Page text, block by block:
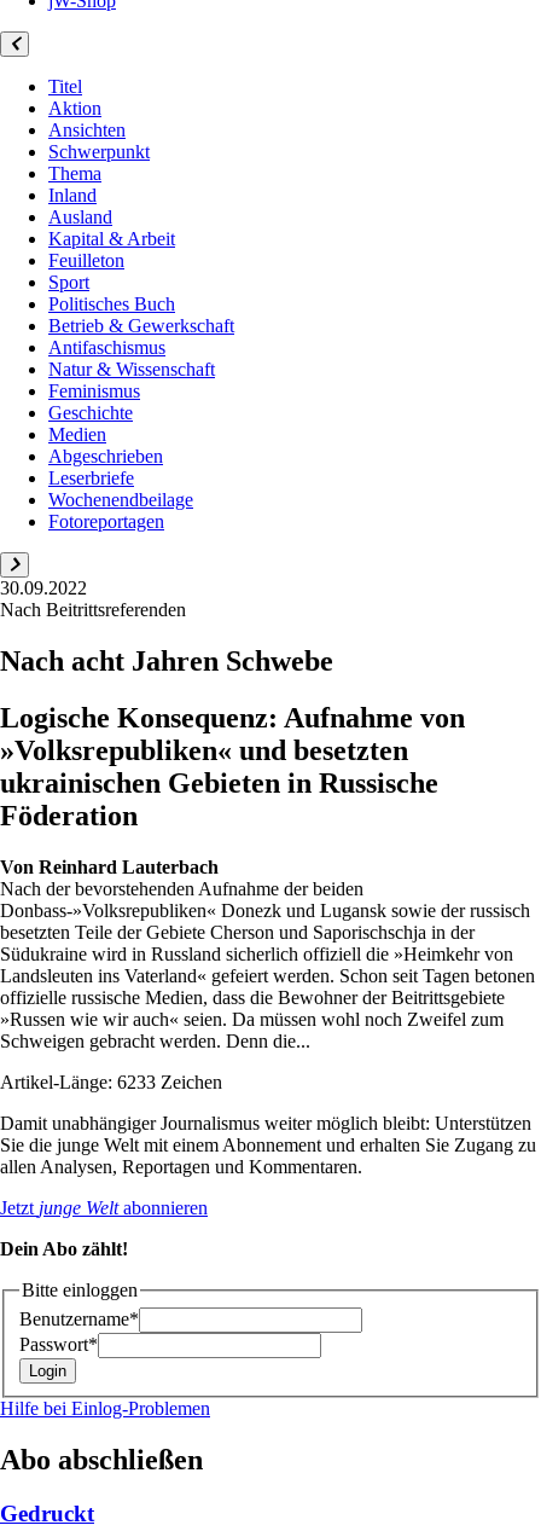
Titel
Aktion
Ansichten
Schwerpunkt
Thema
Inland
Ausland
Kapital & Arbeit
Feuilleton
Sport
Politisches Buch
Betrieb & Gewerkschaft
Antifaschismus
Natur & Wissenschaft
Feminismus
Geschichte
Medien
Abgeschrieben
Leserbriefe
Wochenendbeilage
Fotoreportagen
30.09.2022
Nach Beitrittsreferenden
Nach acht Jahren Schwebe
Logische Konsequenz: Aufnahme von
»Volksrepubliken« und besetzten
ukrainischen Gebieten in Russische
Föderation
Von Reinhard Lauterbach
Nach der bevorstehenden Aufnahme der beiden
Donbass-»Volksrepubliken« Donezk und Lugansk sowie der russisch
besetzten Teile der Gebiete Cherson und Saporischschja in der
Südukraine wird in Russland sicherlich offiziell die »Heimkehr von
Landsleuten ins Vaterland« gefeiert werden. Schon seit Tagen betonen
offizielle russische Medien, dass die Bewohner der Beitrittsgebiete
»Russen wie wir auch« seien. Da müssen wohl noch Zweifel zum
Schweigen gebracht werden. Denn die...
Artikel-Länge: 6233 Zeichen
Damit unabhängiger Journalismus weiter möglich bleibt: Unterstützen
Sie die junge Welt mit einem Abonnement und erhalten Sie Zugang zu
allen Analysen, Reportagen und Kommentaren.
Jetzt junge Weltabonnieren
Dein Abo zählt!
Bitte einloggen
Benutzername*
Passwort*
Hilfe bei Einlog-Problemen
Abo abschließen
Gedruckt